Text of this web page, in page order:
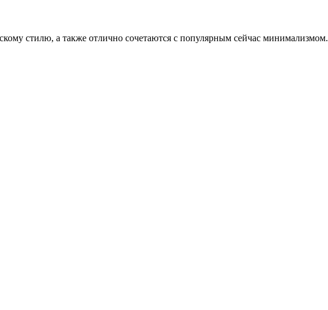
стилю, а также отлично сочетаются с популярным сейчас минимализмом.